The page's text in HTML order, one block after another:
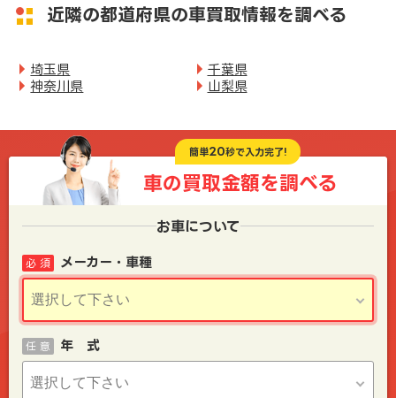
近隣の都道府県の車買取情報を調べる
埼玉県
千葉県
神奈川県
山梨県
簡単20秒で入力完了!
車の買取金額を調べる
お車について
メーカー・車種
必 須
年 式
任 意